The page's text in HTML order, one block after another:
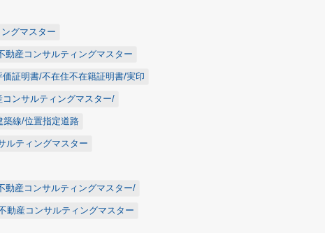
グマスター
動産コンサルティングマスター
証明書/不在住不在籍証明書/実印
ンサルティングマスター/
築線/位置指定道路
ルティングマスター
動産コンサルティングマスター/
動産コンサルティングマスター